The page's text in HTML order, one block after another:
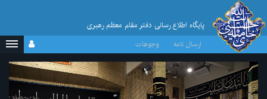
پایگاه اطلاع رسانی دفتر مقام معظم رهبری
ارسال نامه
وجوهات